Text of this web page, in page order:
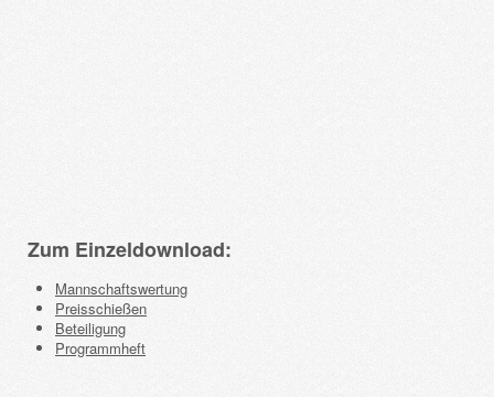
Zum Einzeldownload:
Mannschaftswertung
Preisschießen
Beteiligung
Programmheft